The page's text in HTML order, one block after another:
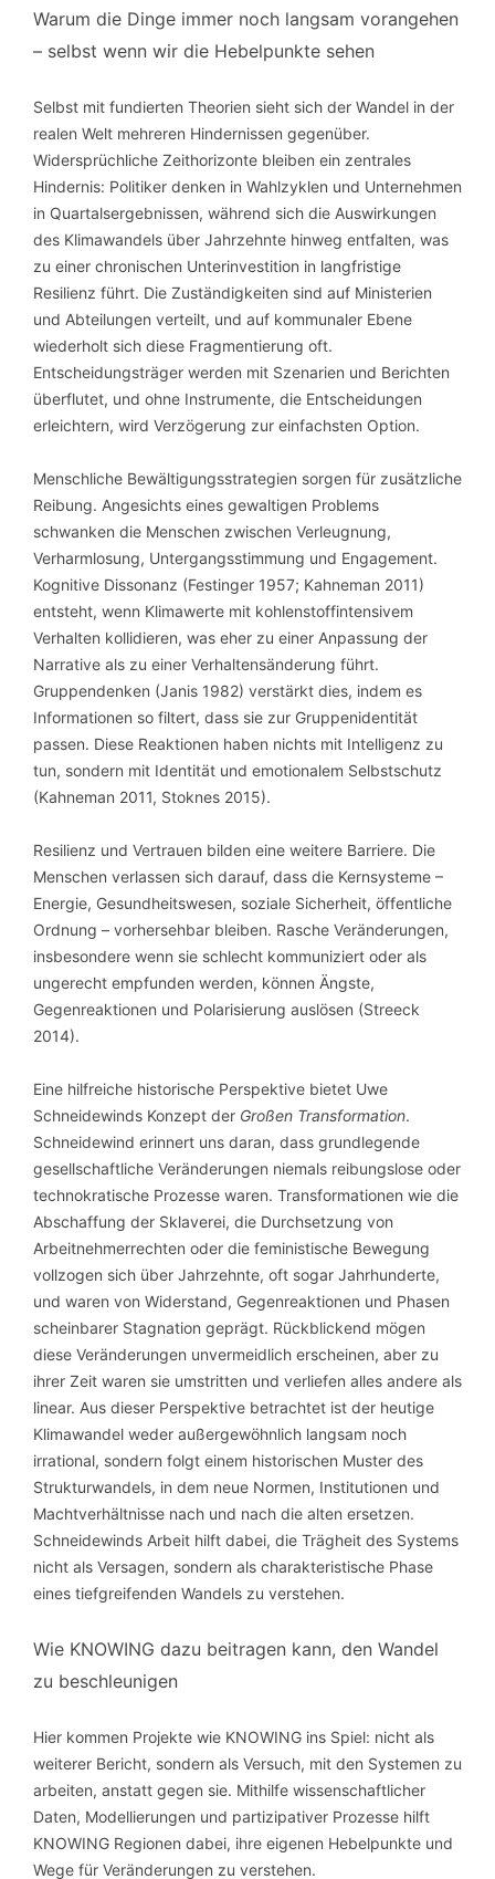
Warum die Dinge immer noch langsam vorangehen
– selbst wenn wir die Hebelpunkte sehen
Selbst mit fundierten Theorien sieht sich der Wandel in der
realen Welt mehreren Hindernissen gegenüber.
Widersprüchliche Zeithorizonte bleiben ein zentrales
Hindernis: Politiker denken in Wahlzyklen und Unternehmen
in Quartalsergebnissen, während sich die Auswirkungen
des Klimawandels über Jahrzehnte hinweg entfalten, was
zu einer chronischen Unterinvestition in langfristige
Resilienz führt. Die Zuständigkeiten sind auf Ministerien
und Abteilungen verteilt, und auf kommunaler Ebene
wiederholt sich diese Fragmentierung oft.
Entscheidungsträger werden mit Szenarien und Berichten
überflutet, und ohne Instrumente, die Entscheidungen
erleichtern, wird Verzögerung zur einfachsten Option.
Menschliche Bewältigungsstrategien sorgen für zusätzliche
Reibung. Angesichts eines gewaltigen Problems
schwanken die Menschen zwischen Verleugnung,
Verharmlosung, Untergangsstimmung und Engagement.
Kognitive Dissonanz (Festinger 1957; Kahneman 2011)
entsteht, wenn Klimawerte mit kohlenstoffintensivem
Verhalten kollidieren, was eher zu einer Anpassung der
Narrative als zu einer Verhaltensänderung führt.
Gruppendenken (Janis 1982) verstärkt dies, indem es
Informationen so filtert, dass sie zur Gruppenidentität
passen. Diese Reaktionen haben nichts mit Intelligenz zu
tun, sondern mit Identität und emotionalem Selbstschutz
(Kahneman 2011, Stoknes 2015).
Resilienz und Vertrauen bilden eine weitere Barriere. Die
Menschen verlassen sich darauf, dass die Kernsysteme –
Energie, Gesundheitswesen, soziale Sicherheit, öffentliche
Ordnung – vorhersehbar bleiben. Rasche Veränderungen,
insbesondere wenn sie schlecht kommuniziert oder als
ungerecht empfunden werden, können Ängste,
Gegenreaktionen und Polarisierung auslösen (Streeck
2014).
Eine hilfreiche historische Perspektive bietet Uwe
Schneidewinds Konzept der Großen Transformation.
Schneidewind erinnert uns daran, dass grundlegende
gesellschaftliche Veränderungen niemals reibungslose oder
technokratische Prozesse waren. Transformationen wie die
Abschaffung der Sklaverei, die Durchsetzung von
Arbeitnehmerrechten oder die feministische Bewegung
vollzogen sich über Jahrzehnte, oft sogar Jahrhunderte,
und waren von Widerstand, Gegenreaktionen und Phasen
scheinbarer Stagnation geprägt. Rückblickend mögen
diese Veränderungen unvermeidlich erscheinen, aber zu
ihrer Zeit waren sie umstritten und verliefen alles andere als
linear. Aus dieser Perspektive betrachtet ist der heutige
Klimawandel weder außergewöhnlich langsam noch
irrational, sondern folgt einem historischen Muster des
Strukturwandels, in dem neue Normen, Institutionen und
Machtverhältnisse nach und nach die alten ersetzen.
Schneidewinds Arbeit hilft dabei, die Trägheit des Systems
nicht als Versagen, sondern als charakteristische Phase
eines tiefgreifenden Wandels zu verstehen.
Wie KNOWING dazu beitragen kann, den Wandel
zu beschleunigen
Hier kommen Projekte wie KNOWING ins Spiel: nicht als
weiterer Bericht, sondern als Versuch, mit den Systemen zu
arbeiten, anstatt gegen sie. Mithilfe wissenschaftlicher
Daten, Modellierungen und partizipativer Prozesse hilft
KNOWING Regionen dabei, ihre eigenen Hebelpunkte und
Wege für Veränderungen zu verstehen.